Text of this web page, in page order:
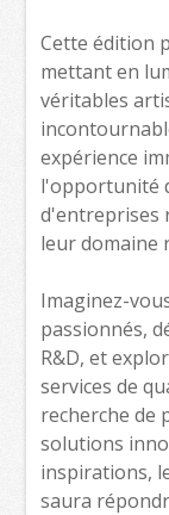
Cette édition
mettant en
véritables
expérience
l'opportunité
d'entreprises
leur domaine
Imaginez-
passionnés,
R&D, et
services de
recherche de
solutions
inspirations,
saura